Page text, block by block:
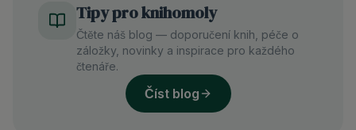
Tipy pro knihomoly
Čtěte náš blog — doporučení knih, péče o
záložky, novinky a inspirace pro každého
čtenáře.
Číst blog